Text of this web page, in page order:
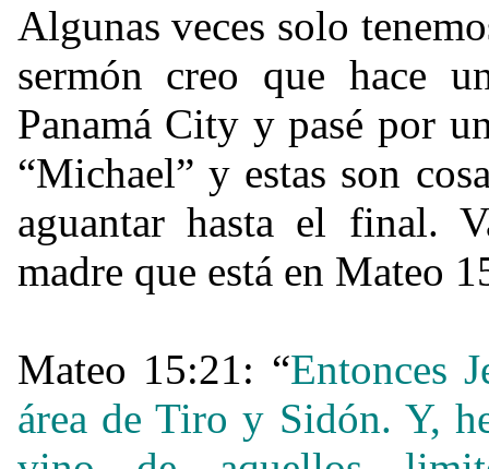
Algunas veces solo
sermón creo que hace
Panamá City y pasé por
“Michael” y estas son
aguantar hasta el final.
madre que está en Mateo
Mateo 15:21: “Entonces
área de Tiro y Sidón. Y,